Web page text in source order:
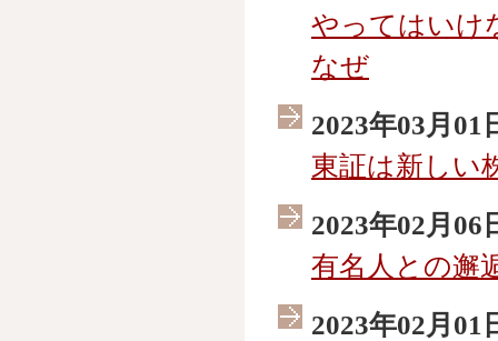
やってはいけ
なぜ
2023年03月01
東証は新しい
2023年02月06
有名人との邂
2023年02月01